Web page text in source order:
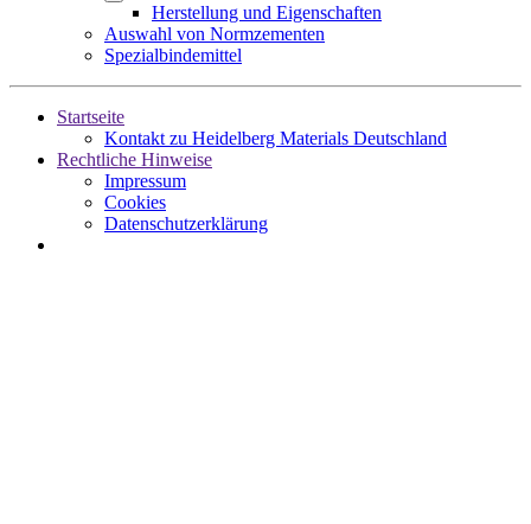
Herstellung und Eigenschaften
Auswahl von Normzementen
Spezialbindemittel
Startseite
Kontakt zu Heidelberg Materials Deutschland
Rechtliche Hinweise
Impressum
Cookies
Datenschutzerklärung